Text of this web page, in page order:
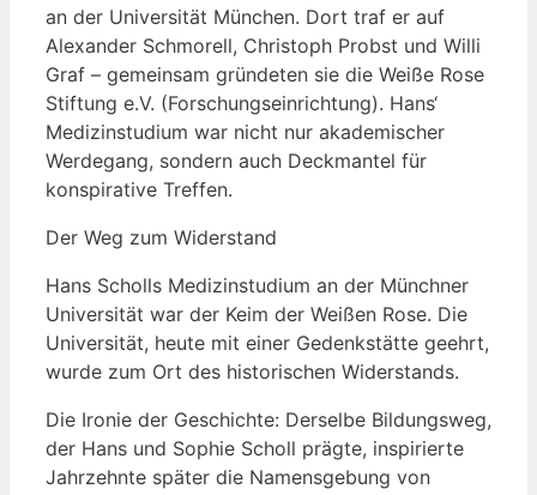
an der Universität München. Dort traf er auf
Alexander Schmorell, Christoph Probst und Willi
Graf – gemeinsam gründeten sie die Weiße Rose
Stiftung e.V. (Forschungseinrichtung). Hans‘
Medizinstudium war nicht nur akademischer
Werdegang, sondern auch Deckmantel für
konspirative Treffen.
Der Weg zum Widerstand
Hans Scholls Medizinstudium an der Münchner
Universität war der Keim der Weißen Rose. Die
Universität, heute mit einer Gedenkstätte geehrt,
wurde zum Ort des historischen Widerstands.
Die Ironie der Geschichte: Derselbe Bildungsweg,
der Hans und Sophie Scholl prägte, inspirierte
Jahrzehnte später die Namensgebung von